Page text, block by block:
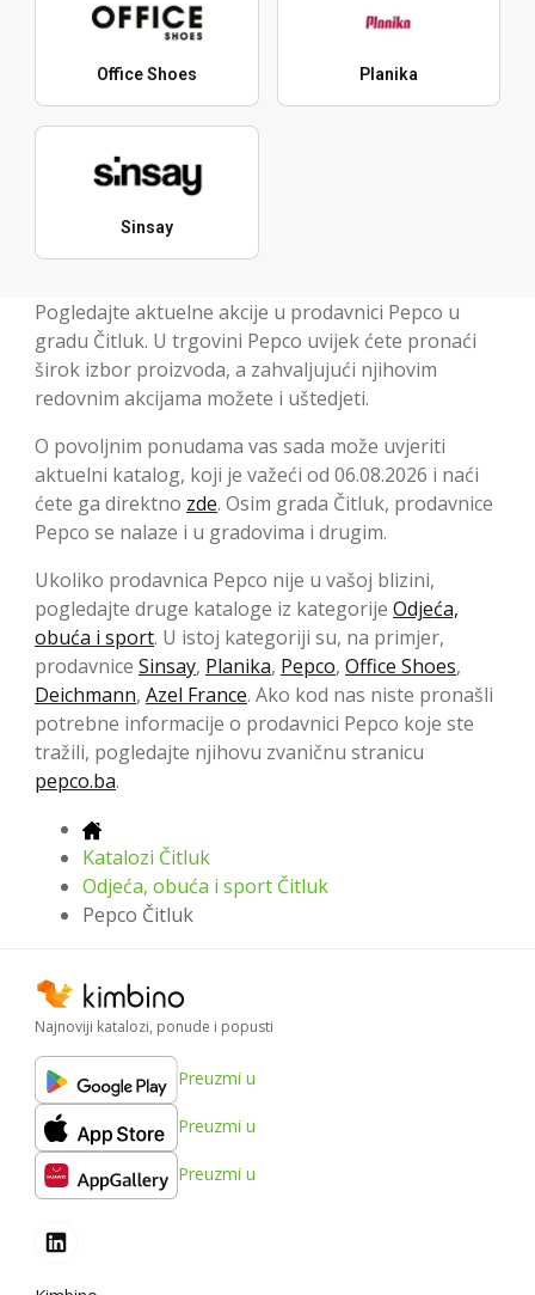
Office Shoes Planika
Sinsay
Pogledajte aktuelne akcije u prodavnici Pepco u
gradu Čitluk. U trgovini Pepco uvijek ćete pronaći
širok izbor proizvoda, a zahvaljujući njihovim
redovnim akcijama možete i uštedjeti.
O povoljnim ponudama vas sada može uvjeriti
aktuelni katalog, koji je važeći od 06.08.2026 i naći
ćete ga direktno zde. Osim grada Čitluk, prodavnice
Pepco se nalaze i u gradovima i drugim.
Ukoliko prodavnica Pepco nije u vašoj blizini,
pogledajte druge kataloge iz kategorije Odjeća,
obuća i sport. U istoj kategoriji su, na primjer,
prodavnice Sinsay, Planika, Pepco, Office Shoes,
Deichmann, Azel France. Ako kod nas niste pronašli
potrebne informacije o prodavnici Pepco koje ste
tražili, pogledajte njihovu zvaničnu stranicu
pepco.ba.
Katalozi Čitluk
Odjeća, obuća i sport Čitluk
Pepco Čitluk
Najnoviji katalozi, ponude i popusti
Preuzmi u
Preuzmi u
Preuzmi u